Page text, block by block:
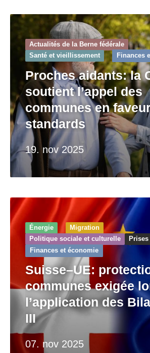
19. nov 2025
Actualités de la Berne fédérale
Santé et vieillissement
Finances
Proches aidants: la
soutient l’appel des
communes en
standards
07. nov 2025
Énergie
Migration
Politique sociale et culturelle
Finances et économie
Suisse–UE:
communes exigée
l’application des
III